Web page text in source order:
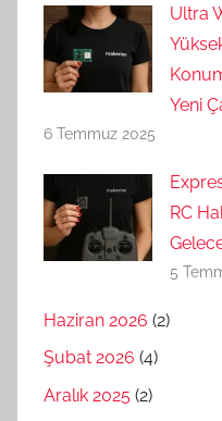
Ultra
Yeni
6 Temmuz 2025
RC
5
Haziran 2026 (2)
Şubat 2026 (4)
Aralık 2025 (2)